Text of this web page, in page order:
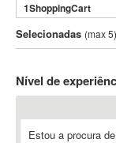
1ShoppingCart
3DS Max
3GSM
802.11
A-GPS
Selecionadas (max 5)
Nível de
Estou a procura